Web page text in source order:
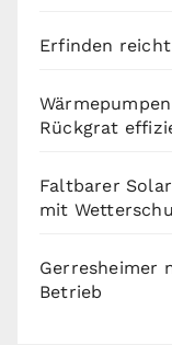
Erfinden
Rückgrat
Faltbarer
mit
Gerresheimer
Betrieb